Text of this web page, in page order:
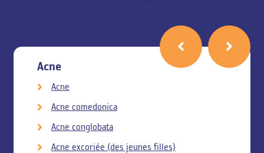
Acne
Acne
Acne comedonica
Acne conglobata
Acne excoriée (des jeunes filles)